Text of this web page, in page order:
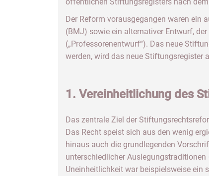
Der Reform vorausgegangen waren ein
(BMJ) sowie ein alternativer Entwurf,
(„Professorenentwurf“). Das neue
werden, wird das neue Stiftungsregister
1. Vereinheitlichung des
Das zentrale Ziel der
Das Recht speist sich aus den wenig
hinaus auch die grundlegenden
unterschiedlicher
Uneinheitlichkeit war beispielsweise ein